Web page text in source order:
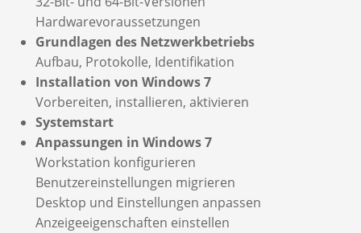
Hardwarevoraussetzungen
Grundlagen des Netzwerkbetriebs
Aufbau, Protokolle, Identifikation
Installation von Windows 7
Vorbereiten, installieren, aktivieren
Systemstart
Anpassungen in Windows 7
Workstation konfigurieren
Benutzereinstellungen migrieren
Desktop und Einstellungen anpassen
Anzeigeeigenschaften einstellen